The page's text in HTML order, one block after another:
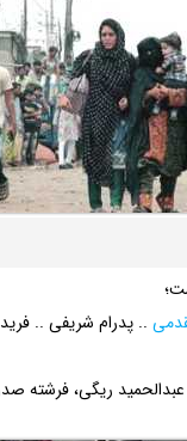
.. پدرام شریفی ..
ریگی،